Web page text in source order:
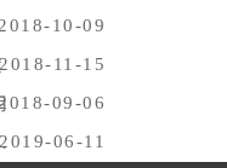
10-09
2018-11-15
09-06
完你就懂了
2019-06-11